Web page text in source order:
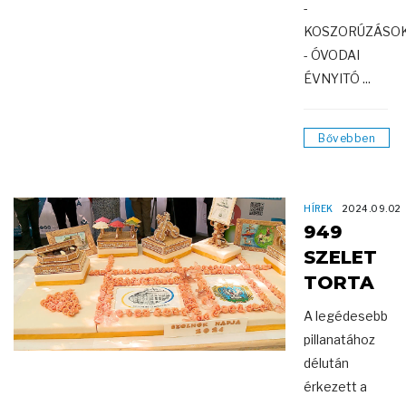
-
- ÓVODAI
ÉVNYITÓ ...
Bővebben
HÍREK 2024.09.02
949
SZELET
TORTA
A legédesebb
pillanatához
délután
érkezett a